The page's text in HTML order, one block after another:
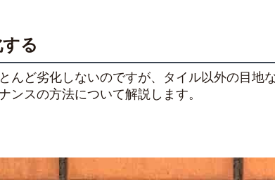
る
んど劣化しないのですが、タイル以外の目地
ンスの方法について解説します。